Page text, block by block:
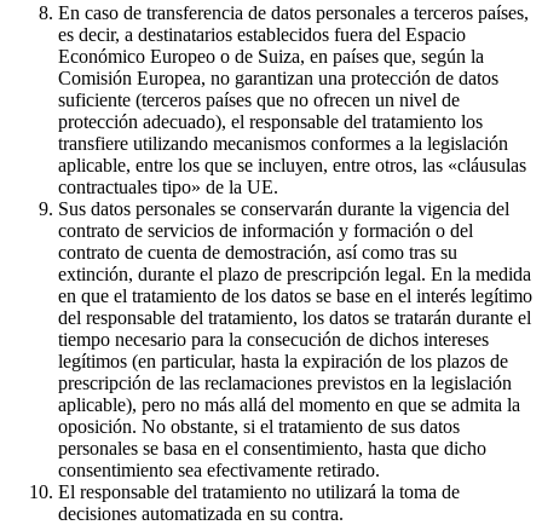
En caso de transferencia de datos personales a terceros países,
es decir, a destinatarios establecidos fuera del Espacio
Económico Europeo o de Suiza, en países que, según la
Comisión Europea, no garantizan una protección de datos
suficiente (terceros países que no ofrecen un nivel de
protección adecuado), el responsable del tratamiento los
transfiere utilizando mecanismos conformes a la legislación
aplicable, entre los que se incluyen, entre otros, las «cláusulas
contractuales tipo» de la UE.
Sus datos personales se conservarán durante la vigencia del
contrato de servicios de información y formación o del
contrato de cuenta de demostración, así como tras su
extinción, durante el plazo de prescripción legal. En la medida
en que el tratamiento de los datos se base en el interés legítimo
del responsable del tratamiento, los datos se tratarán durante el
tiempo necesario para la consecución de dichos intereses
legítimos (en particular, hasta la expiración de los plazos de
prescripción de las reclamaciones previstos en la legislación
aplicable), pero no más allá del momento en que se admita la
oposición. No obstante, si el tratamiento de sus datos
personales se basa en el consentimiento, hasta que dicho
consentimiento sea efectivamente retirado.
El responsable del tratamiento no utilizará la toma de
decisiones automatizada en su contra.